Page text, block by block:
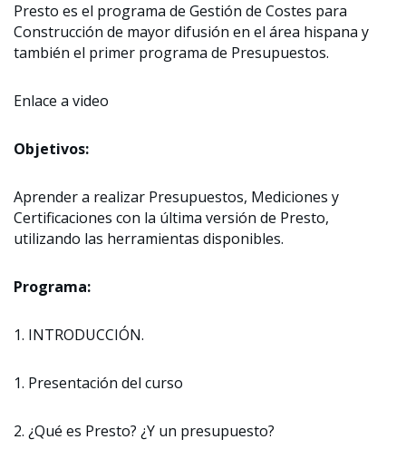
Presto es el programa de Gestión de Costes para
Construcción de mayor difusión en el área hispana y
también el primer programa de Presupuestos.
Enlace a video
Objetivos:
Aprender a realizar Presupuestos, Mediciones y
Certificaciones con la última versión de Presto,
utilizando las herramientas disponibles.
Programa:
1. INTRODUCCIÓN.
1. Presentación del curso
2. ¿Qué es Presto? ¿Y un presupuesto?